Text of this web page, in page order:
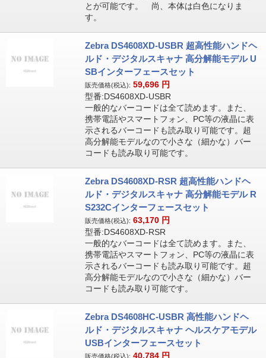
とが可能です。 尚、本体は白色になりま
す。
Zebra DS4608XD-USBR 超高性能ハンドヘ
ルド・デジタルスキャナ 高分解能モデル U
SBインターフェースセット
販売価格(税込): 59,696 円
型番:DS4608XD-USBR
一般的なバーコードは全て読めます。また、
携帯電話やスマートフォン、PC等の液晶に表
示されるバーコードも読み取り可能です。超
高分解能モデルなので小さな（細かな）バー
コードも読み取り可能です。
Zebra DS4608XD-RSR 超高性能ハンドヘ
ルド・デジタルスキャナ 高分解能モデル R
S232Cインターフェースセット
販売価格(税込): 63,170 円
型番:DS4608XD-RSR
一般的なバーコードは全て読めます。また、
携帯電話やスマートフォン、PC等の液晶に表
示されるバーコードも読み取り可能です。超
高分解能モデルなので小さな（細かな）バー
コードも読み取り可能です。
Zebra DS4608HC-USBR 高性能ハンドヘ
ルド・デジタルスキャナ ヘルスケアモデル
USBインターフェースセット
販売価格(税込): 40,784 円